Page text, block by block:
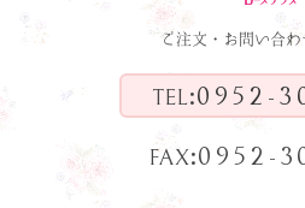
ご注文・お問い合わ
TEL:0952-
FAX:0952-